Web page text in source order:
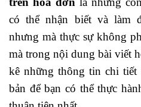
có thể nhận biết và làm
nhưng mà thực sự không
mà trong nội dung bài viết
kê những thông tin chi
bản để bạn có thể thực